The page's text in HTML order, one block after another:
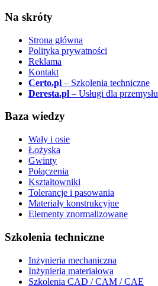
Na skróty
Strona główna
Polityka prywatności
Reklama
Kontakt
Certo.pl – Szkolenia techniczne
Deresta.pl – Usługi dla przemysłu
Baza wiedzy
Wały i osie
Łożyska
Gwinty
Połączenia
Kształtowniki
Tolerancje i pasowania
Materiały konstrukcyjne
Elementy znormalizowane
Szkolenia techniczne
Inżynieria mechaniczna
Inżynieria materiałowa
Szkolenia CAD / CAM / CAE